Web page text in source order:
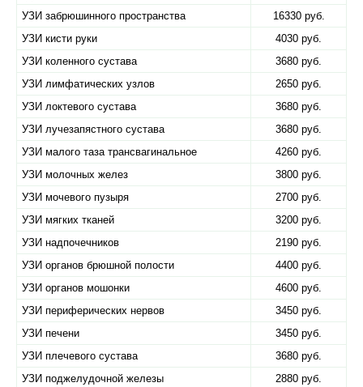
УЗИ забрюшинного пространства
16330 руб.
УЗИ кисти руки
4030 руб.
УЗИ коленного сустава
3680 руб.
УЗИ лимфатических узлов
2650 руб.
УЗИ локтевого сустава
3680 руб.
УЗИ лучезапястного сустава
3680 руб.
УЗИ малого таза трансвагинальное
4260 руб.
УЗИ молочных желез
3800 руб.
УЗИ мочевого пузыря
2700 руб.
УЗИ мягких тканей
3200 руб.
УЗИ надпочечников
2190 руб.
УЗИ органов брюшной полости
4400 руб.
УЗИ органов мошонки
4600 руб.
УЗИ периферических нервов
3450 руб.
УЗИ печени
3450 руб.
УЗИ плечевого сустава
3680 руб.
УЗИ поджелудочной железы
2880 руб.